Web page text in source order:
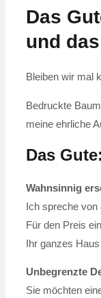
Das
und
Bleiben wir mal
Bedruckte
meine ehrliche
Das Gute:
Wahnsinnig
Ich spreche von
Für den Preis
Ihr ganzes
Unbegrenzte
Sie möchten